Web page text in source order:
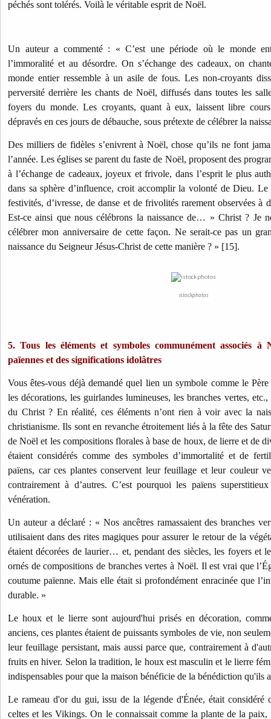
péchés sont tolérés. Voilà le véritable esprit de Noël.
Un auteur a commenté : « C’est une période où le monde
l’immoralité et au désordre. On s’échange des cadeaux, on
monde entier ressemble à un asile de fous. Les non-croyants
perversité derrière les chants de Noël, diffusés dans toutes les
foyers du monde. Les croyants, quant à eux, laissent libre
dépravés en ces jours de débauche, sous prétexte de célébrer la
Des milliers de fidèles s’enivrent à Noël, chose qu’ils ne font
l’année. Les églises se parent du faste de Noël, proposent des
à l’échange de cadeaux, joyeux et frivole, dans l’esprit le plus
dans sa sphère d’influence, croit accomplir la volonté de Dieu.
festivités, d’ivresse, de danse et de frivolités rarement observées à
Est-ce ainsi que nous célébrons la naissance de… » Christ ? Je
célébrer mon anniversaire de cette façon. Ne serait-ce pas un
naissance du Seigneur Jésus-Christ de cette manière ? » [15].
istockphotos
5. Tous les éléments et symboles communément associés à
païennes et des significations idolâtres
Vous êtes-vous déjà demandé quel lien un symbole comme le
les décorations, les guirlandes lumineuses, les branches vertes,
du Christ ? En réalité, ces éléments n’ont rien à voir avec la
christianisme. Ils sont en revanche étroitement liés à la fête des
de Noël et les compositions florales à base de houx, de lierre et de
étaient considérés comme des symboles d’immortalité et de
païens, car ces plantes conservent leur feuillage et leur couleur
contrairement à d’autres. C’est pourquoi les païens
vénération.
Un auteur a déclaré : « Nos ancêtres ramassaient des branches
utilisaient dans des rites magiques pour assurer le retour de la
étaient décorées de laurier… et, pendant des siècles, les foyers et
ornés de compositions de branches vertes à Noël. Il est vrai que
coutume païenne. Mais elle était si profondément enracinée que
durable. »
Le houx et le lierre sont aujourd'hui prisés en décoration,
anciens, ces plantes étaient de puissants symboles de vie, non
leur feuillage persistant, mais aussi parce que, contrairement à
fruits en hiver. Selon la tradition, le houx est masculin et le lierre
indispensables pour que la maison bénéficie de la bénédiction qu'ils
Le rameau d'or du gui, issu de la légende d'Énée, était considéré
celtes et les Vikings. On le connaissait comme la plante de la paix,